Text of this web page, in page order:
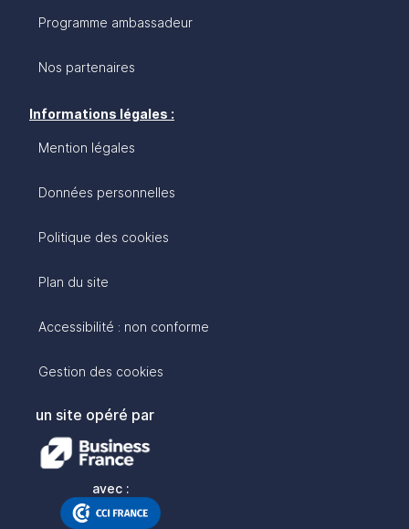
Programme ambassadeur
Nos partenaires
Informations légales :
Mention légales
Données personnelles
Politique des cookies
Plan du site
Accessibilité : non conforme
Gestion des cookies
un site opéré par
avec :